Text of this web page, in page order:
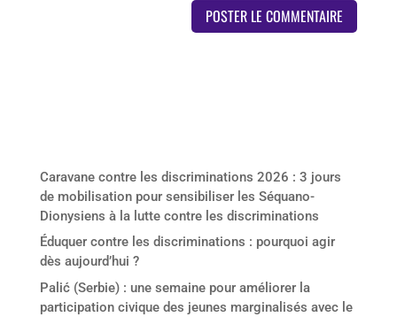
Caravane contre les discriminations 2026 : 3 jours
de mobilisation pour sensibiliser les Séquano-
Dionysiens à la lutte contre les discriminations
Éduquer contre les discriminations : pourquoi agir
dès aujourd’hui ?
Palić (Serbie) : une semaine pour améliorer la
participation civique des jeunes marginalisés avec le